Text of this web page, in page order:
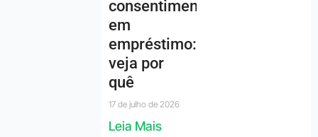
consentimento
em
empréstimo:
veja por
quê
17 de julho de 2026
Leia Mais